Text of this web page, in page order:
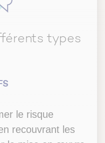
types
le risque
recouvrant les